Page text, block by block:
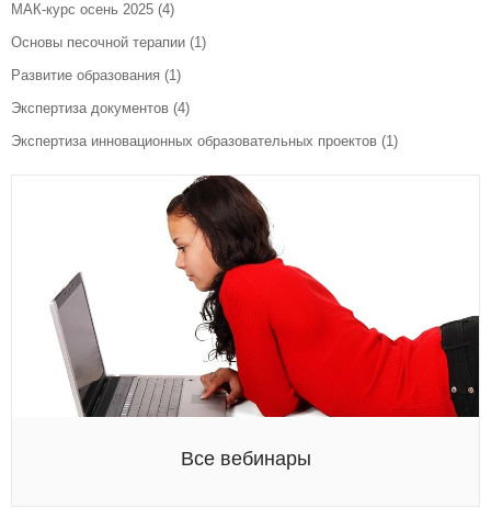
МАК-курс осень 2025 (4)
Основы песочной терапии (1)
Развитие образования (1)
Экспертиза документов (4)
Экспертиза инновационных образовательных проектов (1)
Все вебинары